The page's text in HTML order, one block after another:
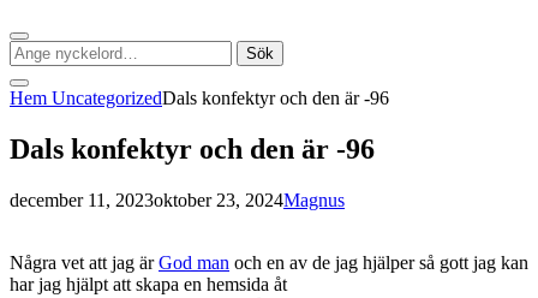
Sök
Sök
efter:
Sök
Social
meny
Hem UncategorizedDals konfektyr och den är -96
Dals konfektyr och den är -96
Publicerat
december 11, 2023oktober 23, 2024av
Magnus
Några vet att jag ärGod man och en av de jag hjälper så gott jag kan
har jag hjälpt att skapa en hemsida åt